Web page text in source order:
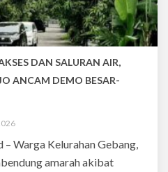
DAN SALURAN AIR,
ANCAM DEMO BESAR-
Warga Kelurahan Gebang,
amarah akibat